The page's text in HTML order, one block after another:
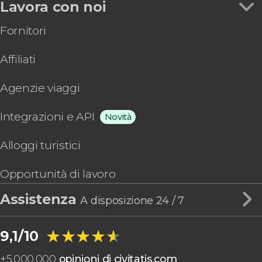
Lavora con noi
Fornitori
Affiliati
Agenzie viaggi
Integrazioni e API Novità
Alloggi turistici
Opportunità di lavoro
AssistenzaA disposizione 24 / 7
9,1/10 ★★★★★
★★★★★
+5.000.000 opinioni di civitatis.com